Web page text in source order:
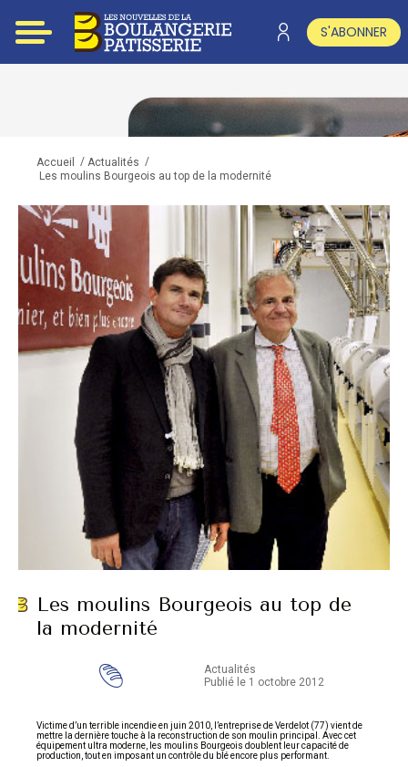
S'ABONNER
Accueil / Actualités /
Les moulins Bourgeois au top de la modernité
Les moulins Bourgeois au top de
la modernité
Actualités
Publié le 1 octobre 2012
Victime d’un terrible incendie en juin 2010, l’entreprise de Verdelot (77) vient de
mettre la dernière touche à la reconstruction de son moulin principal. Avec cet
équipement ultra moderne, les moulins Bourgeois doublent leur capacité de
production, tout en imposant un contrôle du blé encore plus performant.